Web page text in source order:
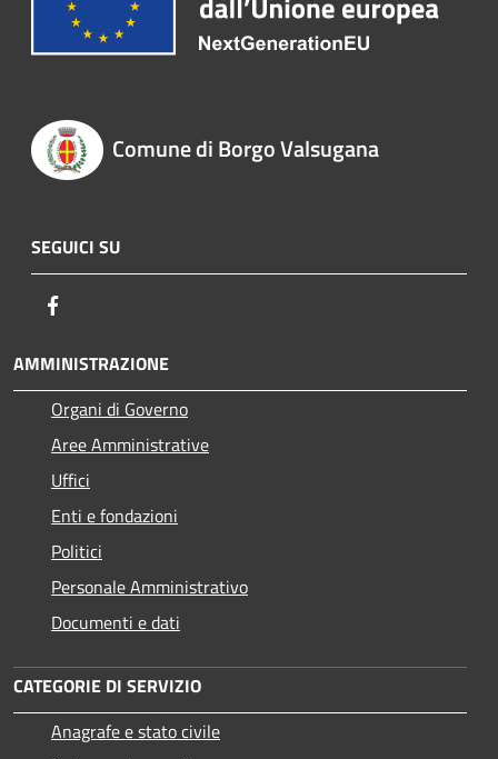
Comune di Borgo Valsugana
SEGUICI SU
AMMINISTRAZIONE
Organi di Governo
Aree Amministrative
Uffici
Enti e fondazioni
Politici
Personale Amministrativo
Documenti e dati
CATEGORIE DI SERVIZIO
Anagrafe e stato civile